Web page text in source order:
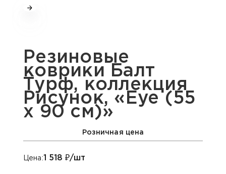
Резиновые
коврики Балт
Турф, коллекция
Рисунок, «Eye (55
х 90 см)»
Розничная цена
Цена:1 518 ₽/шт